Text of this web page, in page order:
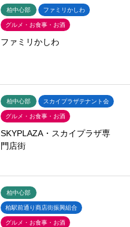
柏中心部 ファミリかしわ
グルメ・お食事・お酒
ファミリかしわ
柏中心部 スカイプラザテナント会
グルメ・お食事・お酒
SKYPLAZA・スカイプラザ専
門店街
柏中心部
柏駅前通り商店街振興組合
グルメ・お食事・お酒